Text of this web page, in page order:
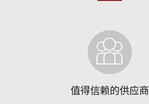
值得信赖的供应商